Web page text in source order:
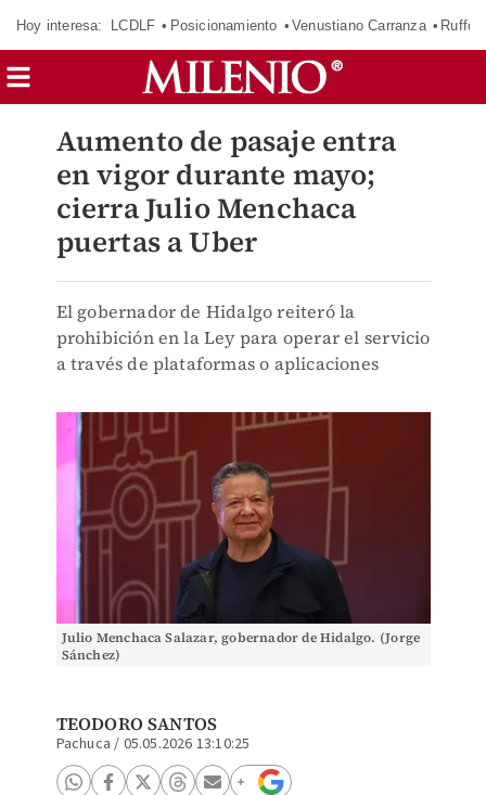
Hoy interesa: LCDLF Posicionamiento Venustiano Carranza Ruffo
Aumento de pasaje entra
en vigor durante mayo;
cierra Julio Menchaca
puertas a Uber
El gobernador de Hidalgo reiteró la
prohibición en la Ley para operar el servicio
a través de plataformas o aplicaciones
Julio Menchaca Salazar, gobernador de Hidalgo. (Jorge
Sánchez)
TEODORO SANTOS
Pachuca / 05.05.2026 13:10:25